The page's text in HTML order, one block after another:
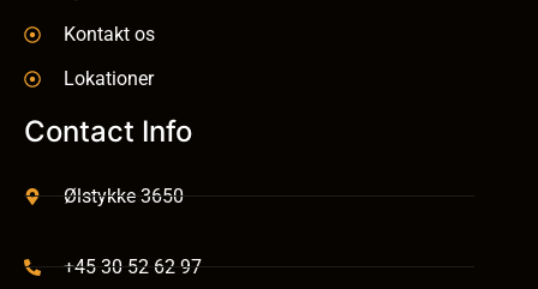
Kontakt os
Lokationer
Contact Info
Ølstykke 3650
+45 30 52 62 97